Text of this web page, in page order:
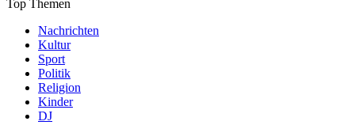
Top Themen
Nachrichten
Kultur
Sport
Politik
Religion
Kinder
DJ